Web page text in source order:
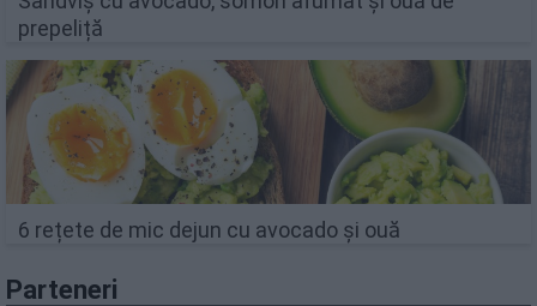
prepeliță
6 rețete de mic dejun cu avocado și ouă
Parteneri